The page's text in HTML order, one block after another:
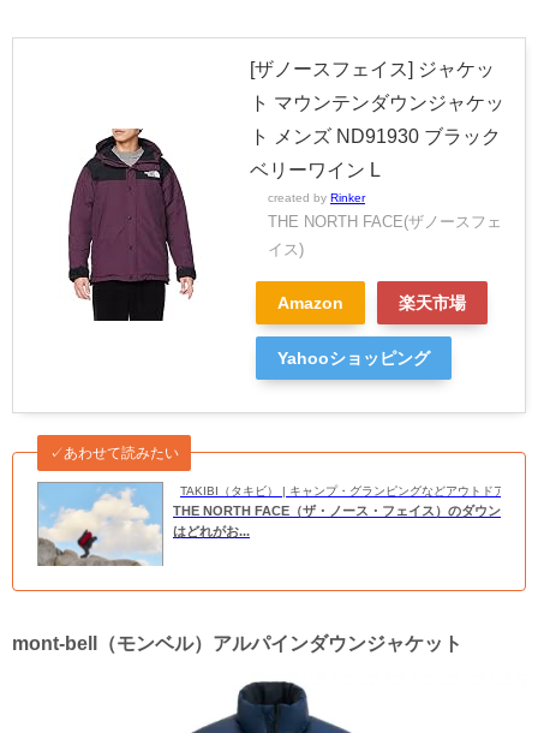
[ザノースフェイス] ジャケッ
ト マウンテンダウンジャケッ
ト メンズ ND91930 ブラック
ベリーワイン L
created by Rinker
THE NORTH FACE(ザノースフェ
イス)
Amazon 楽天市場
Yahooショッピング
TAKIBI（タキビ） | キャンプ・グランピングなどアウトドアの総
✓あわせて読みたい
THE NORTH FACE（ザ・ノース・フェイス）のダウン
はどれがお...
mont-bell（モンベル）アルパインダウンジャケット